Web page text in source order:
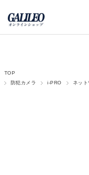
TOP
防犯カメラ
i-PRO ネッ